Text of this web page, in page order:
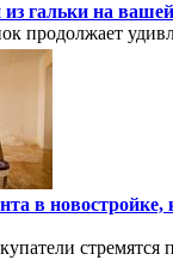
гальки на вашей
продолжает
в
стремятся